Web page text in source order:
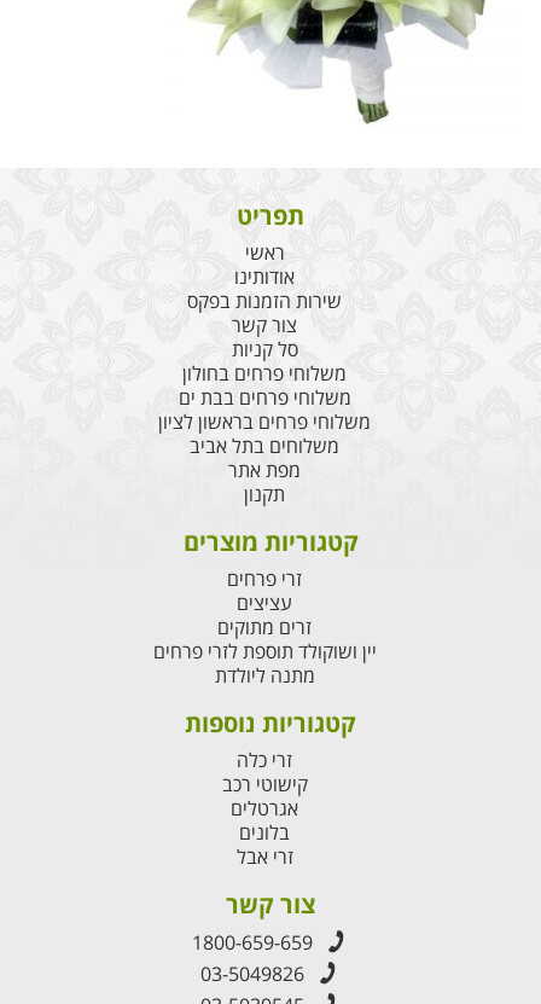
תפריט
ראשי
אודותינו
שירות הזמנות בפקס
צור קשר
סל קניות
משלוחי פרחים בחולון
משלוחי פרחים בבת ים
משלוחי פרחים בראשון לציון
משלוחים בתל אביב
מפת אתר
תקנון
קטגוריות מוצרים
זרי פרחים
עציצים
זרים מתוקים
יין ושוקולד תוספת לזרי פרחים
מתנה ליולדת
קטגוריות נוספות
זרי כלה
קישוטי רכב
אגרטלים
בלונים
זרי אבל
צור קשר
1800-659-659
03-5049826